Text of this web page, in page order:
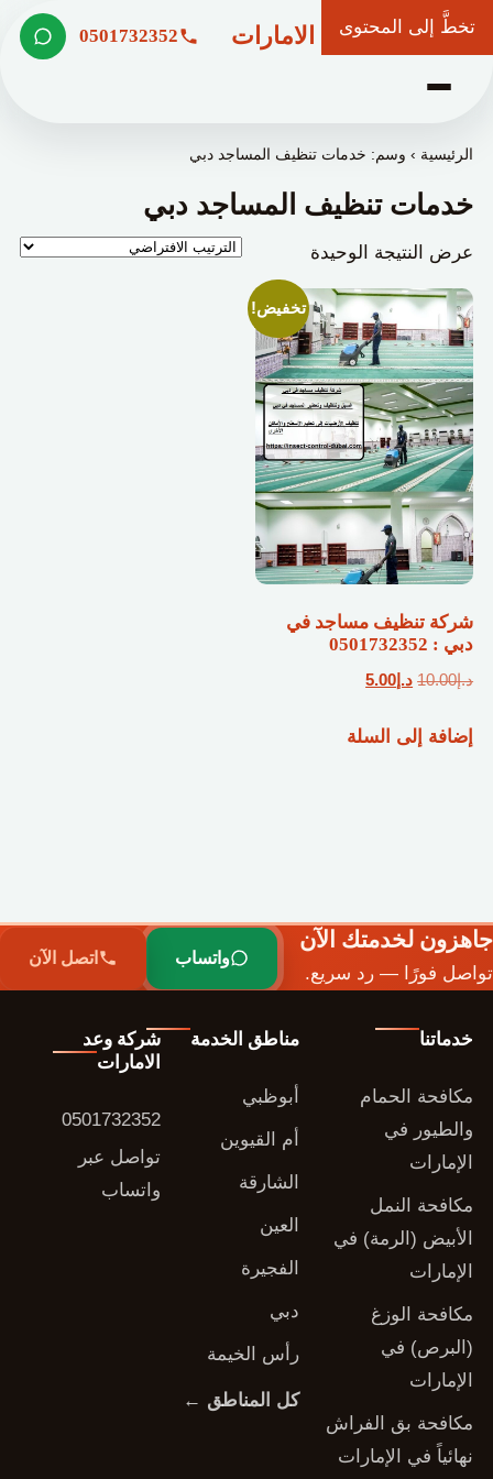
تخطَّ إلى المحتوى
شركة وعد الامارات 0501732352
الرئيسية ›وسم: خدمات تنظيف المساجد دبي
خدمات تنظيف المساجد دبي
عرض النتيجة الوحيدة
تخفيض!
شركة تنظيف مساجد في
دبي : 0501732352
د.إ10.00 السعر
هو:
د.إ 5.00السعر
هو:
إضافة إلى السلة
جاهزون لخدمتك الآن
تواصل فورًا — رد سريع.
واتساب اتصل الآن
خدماتنا
مكافحة الحمام
والطيور في
الإمارات
مكافحة النمل
الأبيض (الرمة) في
الإمارات
مكافحة الوزغ
(البرص) في
الإمارات
مكافحة بق الفراش
نهائياً في الإمارات
مناطق الخدمة
أبوظبي
أم القيوين
الشارقة
العين
الفجيرة
دبي
رأس الخيمة
كل المناطق ←
شركة وعد
الامارات
0501732352
تواصل عبر
واتساب